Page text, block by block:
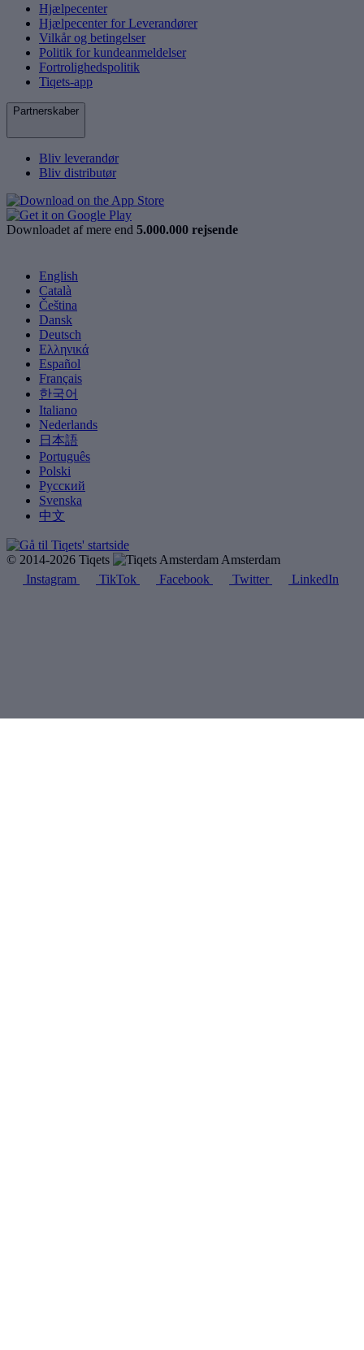
Hjælpecenter
Hjælpecenter for Leverandører
Vilkår og betingelser
Politik for kundeanmeldelser
Fortrolighedspolitik
Tiqets-app
Partnerskaber
Bliv leverandør
Bliv distributør
Downloadet af mere end 5.000.000 rejsende
English
Català
Čeština
Dansk
Deutsch
Ελληνικά
Español
Français
한국어
Italiano
Nederlands
日本語
Português
Polski
Русский
Svenska
中文
© 2014-2026 Tiqets
Amsterdam
Instagram
TikTok Facebook Twitter LinkedIn